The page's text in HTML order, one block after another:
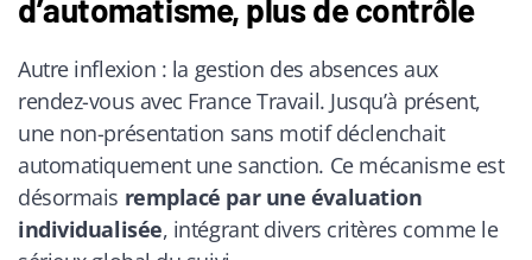
d’automatisme, plus de contrôle
Autre inflexion : la gestion des absences aux
rendez-vous avec France Travail. Jusqu’à présent,
une non-présentation sans motif déclenchait
automatiquement une sanction. Ce mécanisme est
désormais remplacé par une évaluation
individualisée, intégrant divers critères comme le